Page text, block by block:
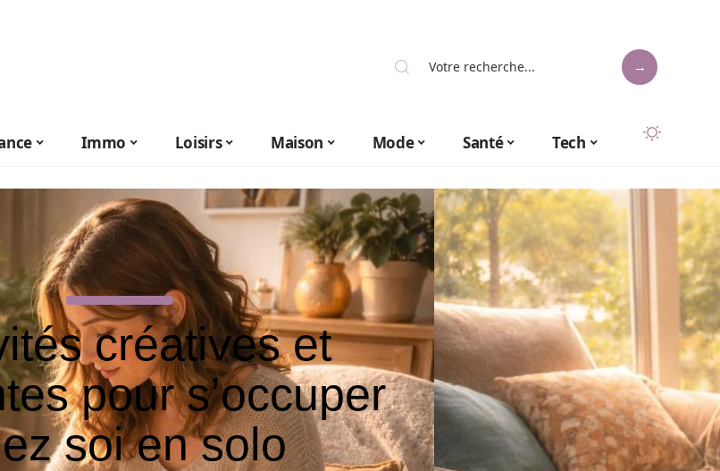
Immo Loisirs Maison Mode Santé Tech
créatives et
pour s’occuper
soi en solo